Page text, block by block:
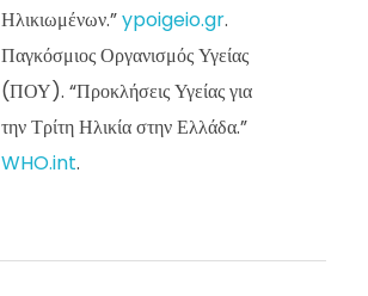
Ηλικιωμένων.”ypoigeio.gr.
Παγκόσμιος Οργανισμός Υγείας
(ΠΟΥ). “Προκλήσεις Υγείας για
την Τρίτη Ηλικία στην Ελλάδα.”
WHO.int.